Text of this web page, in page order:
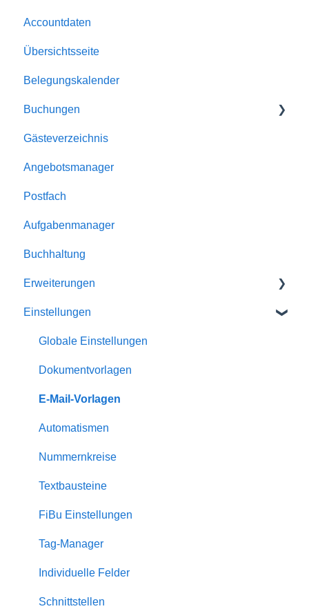
Buchungen
Automatismen
Dokumente
E-Mailversand
Kalender
Unterkünfte
Homepage-Module
Rabatte
Schnittstellen
Accountdaten
Übersichtsseite
Belegungskalender
Buchungen
Buchungen
Reservierungen
Angebote
Gästeverzeichnis
Angebotsmanager
Postfach
Aufgabenmanager
Buchhaltung
Erweiterungen
Homepage-Module
Channelmanager
Statistiken
Gästemappe
Dienstleister
Eigentümer
Bewertungen
Rabatte
Zuschläge
Serienversand
Einstellungen
Globale Einstellungen
Dokumentvorlagen
E-Mail-Vorlagen
Automatismen
Nummernkreise
Textbausteine
FiBu Einstellungen
Tag-Manager
Individuelle Felder
Schnittstellen